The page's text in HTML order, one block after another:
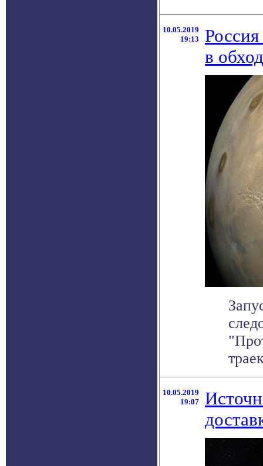
10.05.2019
19:13
в
10.05.2019
19:07